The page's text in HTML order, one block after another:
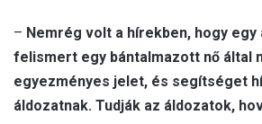
– Nemrég volt a hírekben, hogy egy
felismert egy bántalmazott nő által
egyezményes jelet, és segítséget
áldozatnak. Tudják az áldozatok,